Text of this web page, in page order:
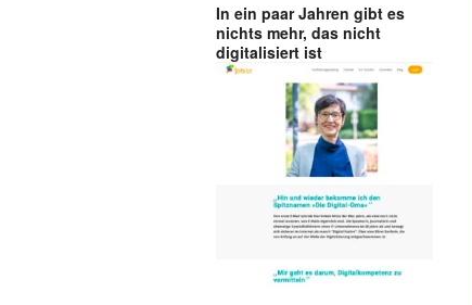
In ein paar Jahren gibt es
nichts mehr, das nicht
digitalisiert ist